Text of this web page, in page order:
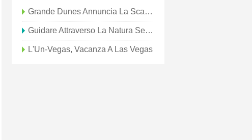
Grande Dunes Annuncia La Scaletta Dell'evento Marina Park 2019
Guidare Attraverso La Natura Selvaggia Sulla Carretera Austral . In Cile
L'Un-Vegas, Vacanza A Las Vegas